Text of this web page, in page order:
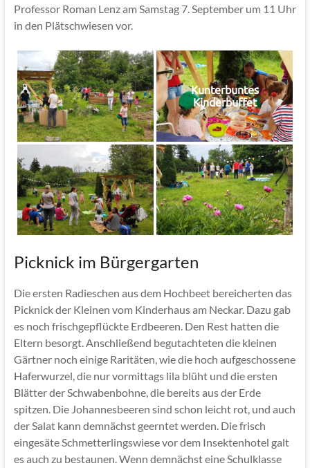
Professor Roman Lenz am Samstag 7. September um 11 Uhr
in den Plätschwiesen vor.
Kunterbuntes
Kinderbuffet
Picknick im Bürgergarten
Die ersten Radieschen aus dem Hochbeet bereicherten das
Picknick der Kleinen vom Kinderhaus am Neckar. Dazu gab
es noch frischgepflückte Erdbeeren. Den Rest hatten die
Eltern besorgt. Anschließend begutachteten die kleinen
Gärtner noch einige Raritäten, wie die hoch aufgeschossene
Haferwurzel, die nur vormittags lila blüht und die ersten
Blätter der Schwabenbohne, die bereits aus der Erde
spitzen. Die Johannesbeeren sind schon leicht rot, und auch
der Salat kann demnächst geerntet werden. Die frisch
eingesäte Schmetterlingswiese vor dem Insektenhotel galt
es auch zu bestaunen. Wenn demnächst eine Schulklasse